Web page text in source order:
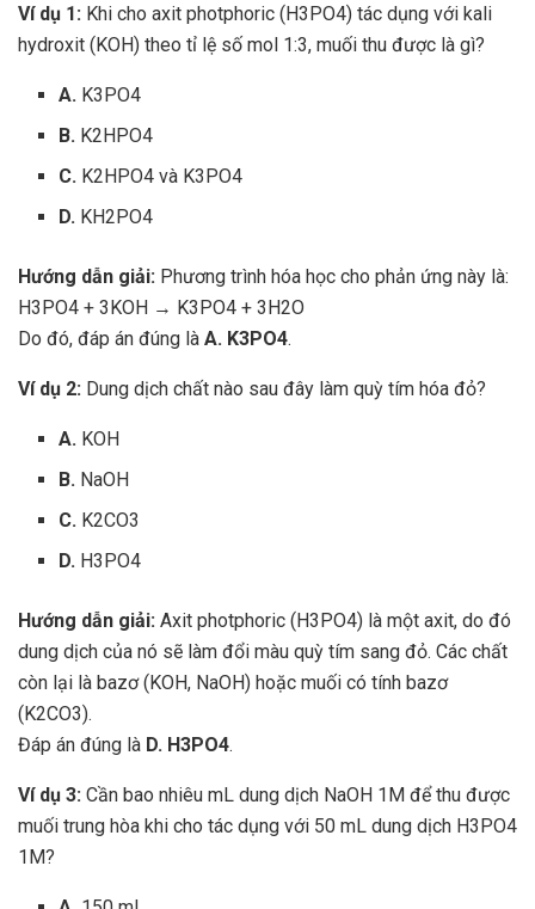
Ví dụ 1: Khi cho axit photphoric (H3PO4) tác dụng với kali
hydroxit (KOH) theo tỉ lệ số mol 1:3, muối thu được là gì?
A. K3PO4
B. K2HPO4
C. K2HPO4 và K3PO4
D. KH2PO4
Hướng dẫn giải: Phương trình hóa học cho phản ứng này là:
H3PO4 + 3KOH → K3PO4 + 3H2O
Do đó, đáp án đúng là A. K3PO4.
Ví dụ 2: Dung dịch chất nào sau đây làm quỳ tím hóa đỏ?
A. KOH
B. NaOH
C. K2CO3
D. H3PO4
Hướng dẫn giải: Axit photphoric (H3PO4) là một axit, do đó
dung dịch của nó sẽ làm đổi màu quỳ tím sang đỏ. Các chất
còn lại là bazơ (KOH, NaOH) hoặc muối có tính bazơ
(K2CO3).
Đáp án đúng là D. H3PO4.
Ví dụ 3: Cần bao nhiêu mL dung dịch NaOH 1M để thu được
muối trung hòa khi cho tác dụng với 50 mL dung dịch H3PO4
1M?